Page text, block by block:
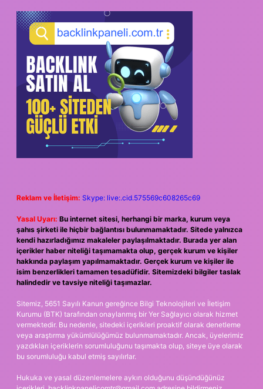
Reklam ve İletişim: Skype: live:.cid.575569c608265c69
Yasal Uyarı: Bu internet sitesi, herhangi bir marka, kurum veya
şahıs şirketi ile hiçbir bağlantısı bulunmamaktadır. Sitede yalnızca
kendi hazırladığımız makaleler paylaşılmaktadır. Burada yer alan
içerikler haber niteliği taşımamakta olup, gerçek kurum ve kişiler
hakkında paylaşım yapılmamaktadır. Gerçek kurum ve kişiler ile
isim benzerlikleri tamamen tesadüfidir. Sitemizdeki bilgiler taslak
halindedir ve tavsiye niteliği taşımazlar.
Sitemiz, 5651 Sayılı Kanun gereğince Bilgi Teknolojileri ve İletişim
Kurumu (BTK) tarafından onaylanmış bir Yer Sağlayıcı olarak hizmet
vermektedir. Bu nedenle, sitedeki içerikleri proaktif olarak denetleme
veya araştırma yükümlülüğümüz bulunmamaktadır. Ancak, üyelerimiz
yazdıkları içeriklerin sorumluluğunu taşımakta olup, siteye üye olarak
bu sorumluluğu kabul etmiş sayılırlar.
Hukuka ve yasal düzenlemelere aykırı olduğunu düşündüğünüz